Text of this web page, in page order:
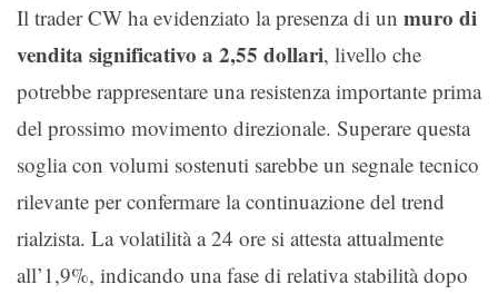
Il trader CW ha evidenziato la presenza di un muro di
vendita significativo a 2,55 dollari, livello che
potrebbe rappresentare una resistenza importante prima
del prossimo movimento direzionale. Superare questa
soglia con volumi sostenuti sarebbe un segnale tecnico
rilevante per confermare la continuazione del trend
rialzista. La volatilità a 24 ore si attesta attualmente
all’1,9%, indicando una fase di relativa stabilità dopo